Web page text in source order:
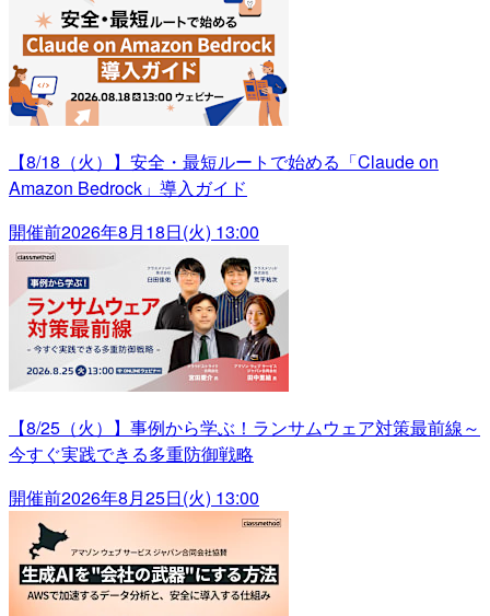
【8/18（火）】安全・最短ルートで始める「Claude on
Amazon Bedrock」導入ガイド
開催前2026年8月18日(火) 13:00
【8/25（火）】事例から学ぶ！ランサムウェア対策最前線～
今すぐ実践できる多重防御戦略
開催前2026年8月25日(火) 13:00